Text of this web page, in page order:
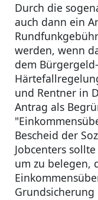
Durch die
auch dann ein
werden, wenn
dem
und Rentner in
Antrag als
Bescheid der
Jobcenters
um zu belegen,